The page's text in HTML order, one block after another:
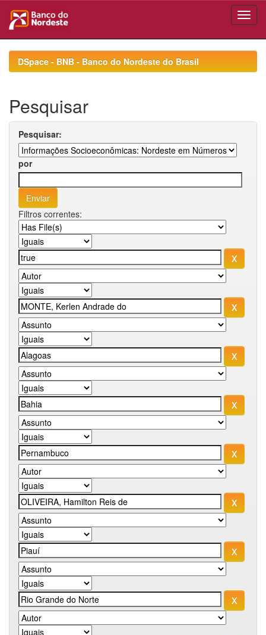
navigationDSpace - BNB - Banco do Nordeste do Brasil
Pesquisar
Pesquisar:
por
Filtros correntes: